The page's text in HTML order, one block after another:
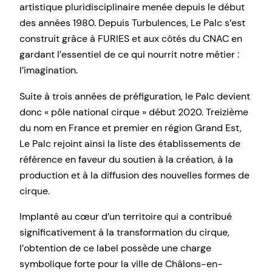
artistique pluridisciplinaire menée depuis le début
des années 1980. Depuis Turbulences, Le Palc s’est
construit grâce à FURIES et aux côtés du CNAC en
gardant l’essentiel de ce qui nourrit notre métier :
l’imagination.
Suite à trois années de préfiguration, le Palc devient
donc « pôle national cirque » début 2020. Treizième
du nom en France et premier en région Grand Est,
Le Palc rejoint ainsi la liste des établissements de
référence en faveur du soutien à la création, à la
production et à la diffusion des nouvelles formes de
cirque.
Implanté au cœur d’un territoire qui a contribué
significativement à la transformation du cirque,
l’obtention de ce label possède une charge
symbolique forte pour la ville de Châlons-en-